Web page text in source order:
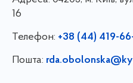
16
Телефон: +38 (44) 419-
Пошта: